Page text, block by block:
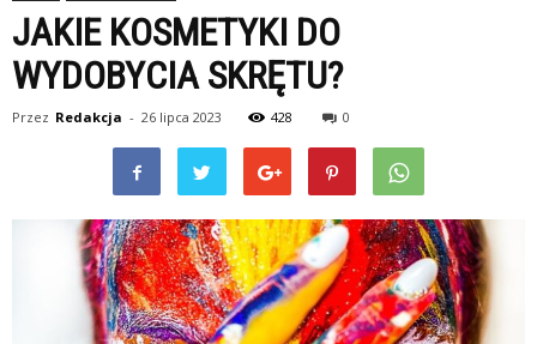
JAKIE KOSMETYKI DO
WYDOBYCIA SKRĘTU?
Przez Redakcja - 26 lipca 2023 428 0